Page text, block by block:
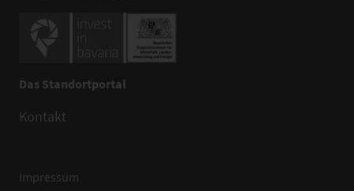
Das Standortportal
Kontakt
Impressum